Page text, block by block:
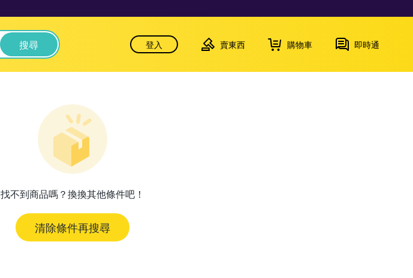
搜尋 登入 賣東西 購物車 即時通
找不到商品嗎？換換其他條件吧！
清除條件再搜尋